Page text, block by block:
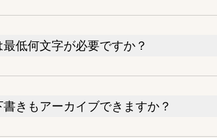
低何文字が必要ですか？
書きもアーカイブできますか？